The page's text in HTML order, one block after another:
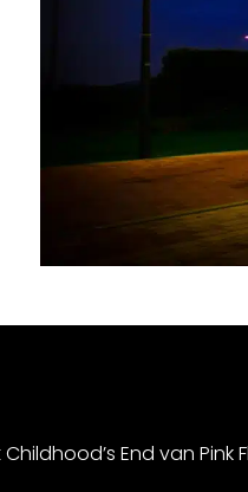
End van Pink